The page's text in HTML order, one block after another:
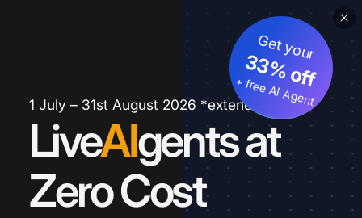
1 July – 31st August 2026 *extended
LiveAIgents at
Zero Cost
Get your
33% off
+ free AI Agent